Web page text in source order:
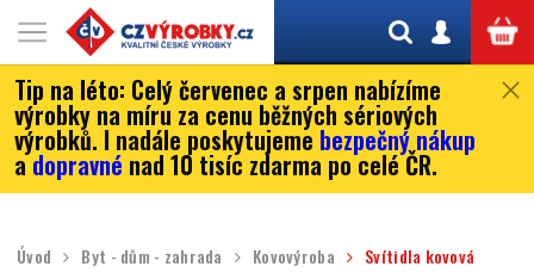
Tip na léto: Celý červenec a srpen nabízíme
výrobky na míru za cenu běžných sériových
výrobků. I nadále poskytujeme bezpečný nákup
adopravné nad 10 tisíc zdarma po celé ČR.
Úvod Byt - dům - zahrada Kovovýroba Svítidla kovová